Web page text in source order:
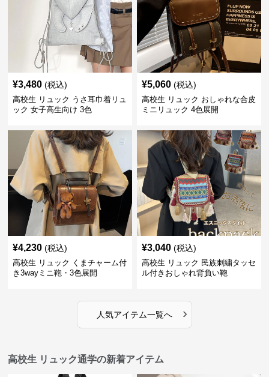
¥3,480 (税込)
高校生 リュック うさ耳巾着リュ
ック 女子高生向け 3色
¥5,060 (税込)
高校生 リュック おしゃれな合皮
ミニリュック 4色展開
¥4,230 (税込)
高校生 リュック くまチャーム付
き3wayミニ鞄・3色展開
¥3,040 (税込)
高校生 リュック 民族刺繍タッセ
ル付きおしゃれ背負い鞄
人気アイテム一覧へ ›
高校生 リュック通学の新着アイテム